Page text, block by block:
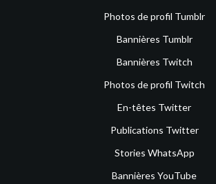
Photos de profil Tumblr
Bannières Tumblr
Bannières Twitch
Photos de profil Twitch
En-têtes Twitter
Publications Twitter
Stories WhatsApp
Bannières YouTube